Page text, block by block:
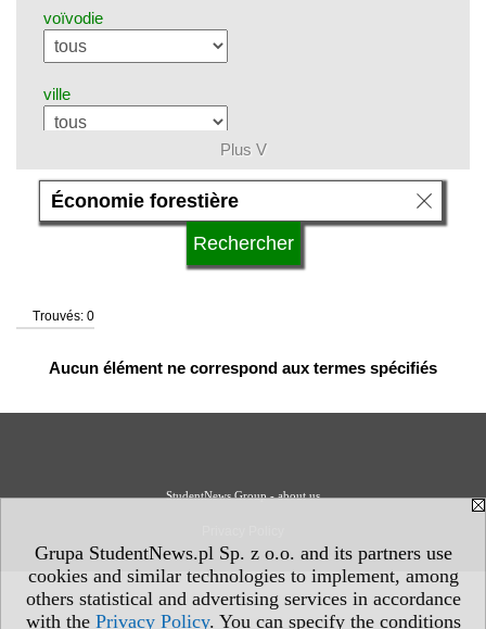
Grupa StudentNews.pl Sp. z o.o. and its partners use
cookies and similar technologies to implement, among
others statistical and advertising services in accordance
with the Privacy Policy. You can specify the conditions
voïvodie
ville
domaines d'études
système d'études
Plus V
Trouvés: 0
Aucun élément ne correspond aux termes spécifiés
StudentNews Group - about us